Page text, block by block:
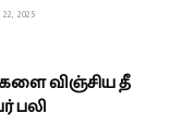
2025
விஞ்சிய தீ
பலி